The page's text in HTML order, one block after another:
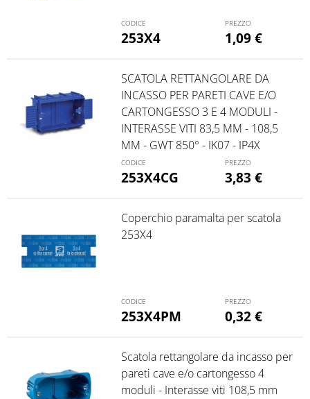
253X4 1,09€
253X4CG
SCATOLA RETTANGOLARE DA
INCASSO PER PARETI CAVE E/O
CARTONGESSO 3 E 4 MODULI -
INTERASSE VITI 83,5 MM - 108,5
MM - GWT 850° - IK07 - IP4X
3,83 €
253X4PM
Coperchio paramalta per scatola
253X4
0,32€
Scatola rettangolare da incasso per
pareti cave e/o cartongesso 4
moduli - Interasse viti 108,5 mm